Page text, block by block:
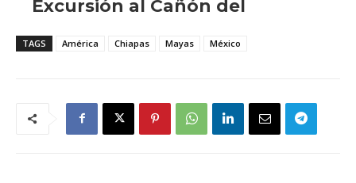
TAGS América Chiapas Mayas México